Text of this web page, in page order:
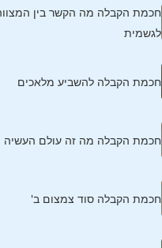
חכמת הקבלה מה הקשר בין
לגשמית
חכמת הקבלה להשביע מלאכים
חכמת הקבלה מה זה עולם העשיה
חכמת הקבלה סוד צמצום ב'